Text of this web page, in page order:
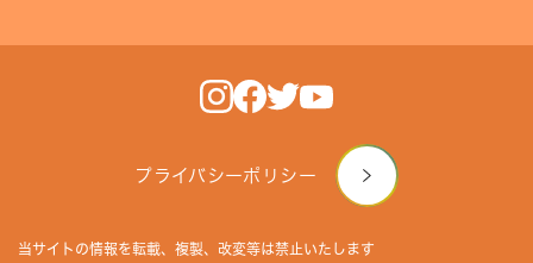
プライバシーポリシー
当サイトの情報を転載、複製、改変等は禁止いたします